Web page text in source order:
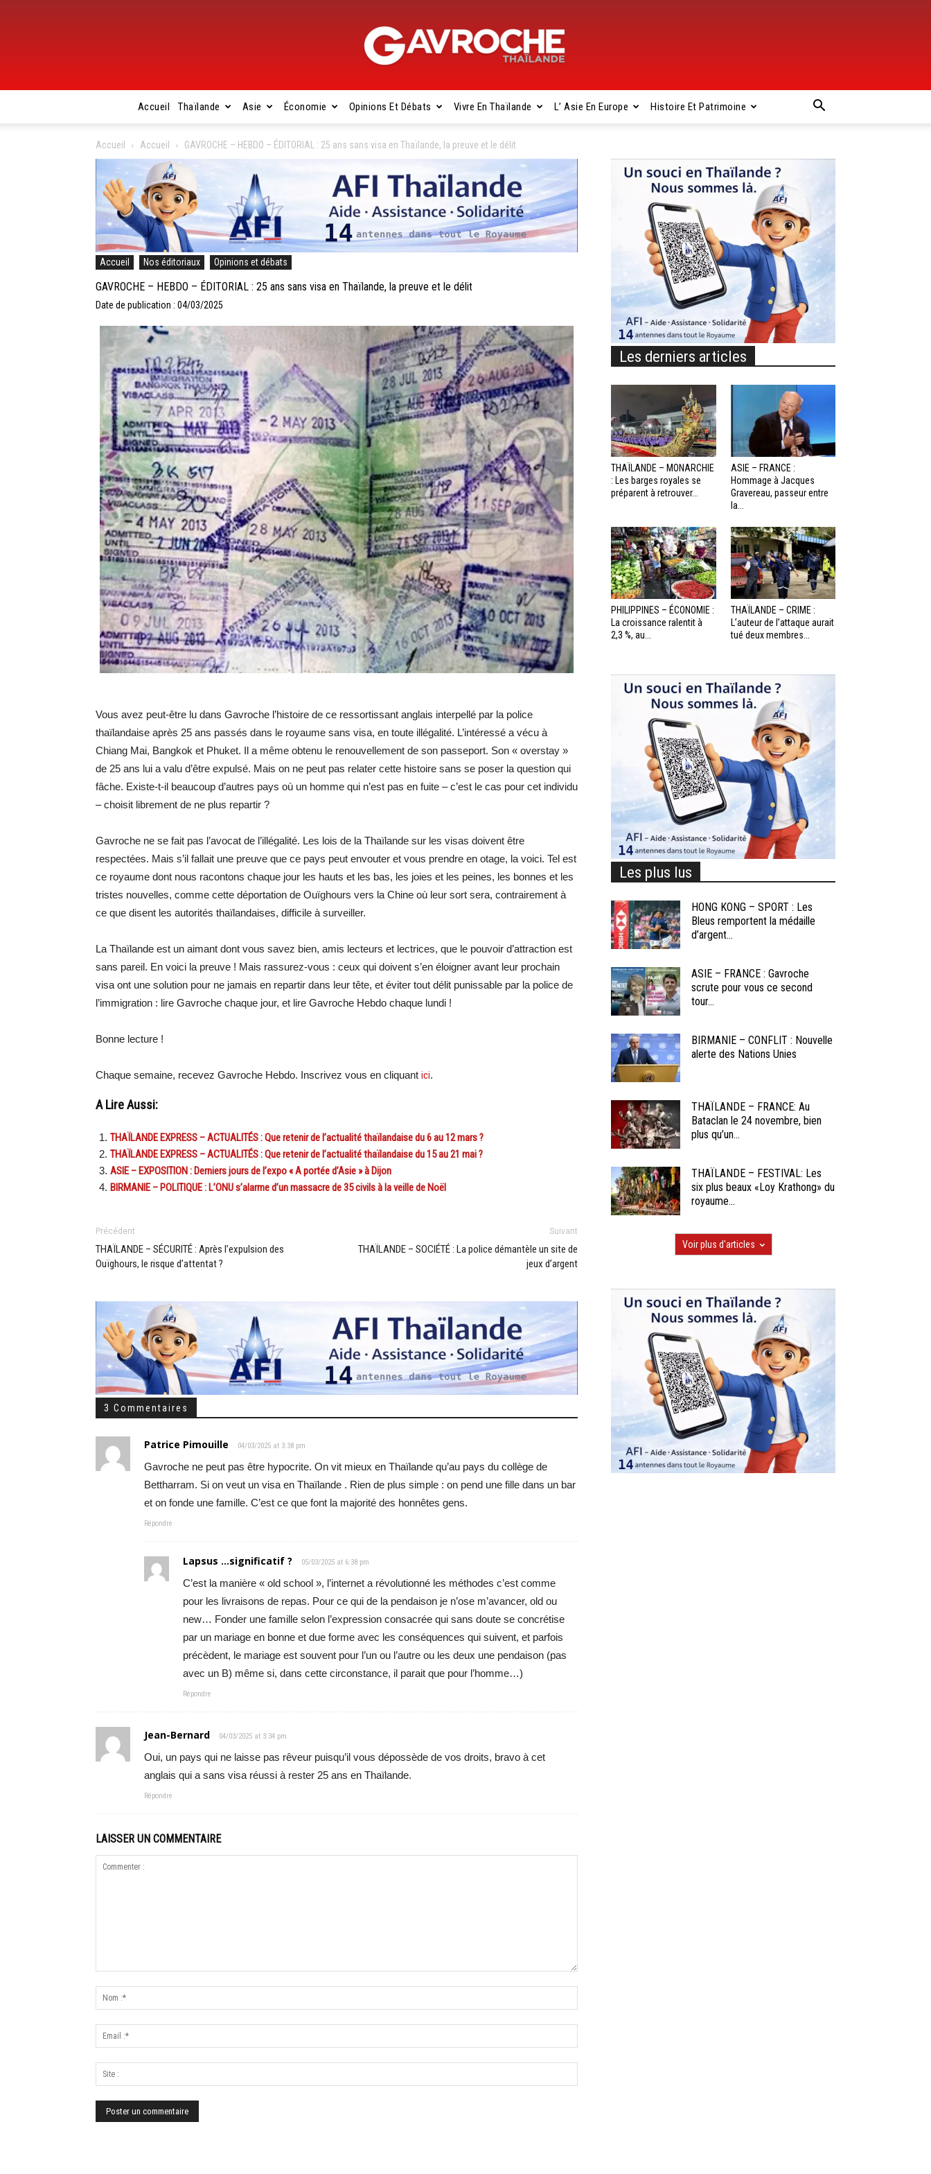
Gavroche
Thaïlande
Accueil Thaïlande Asie Économie Opinions Et Débats Vivre En Thaïlande L’ Asie En Europe Histoire Et Patrimoine
Accueil Accueil GAVROCHE – HEBDO – ÉDITORIAL : 25 ans sans visa en Thaïlande, la preuve et le délit
Accueil Nos éditoriaux Opinions et débats
GAVROCHE – HEBDO – ÉDITORIAL : 25 ans sans visa en Thaïlande, la preuve et le délit
Date de publication : 04/03/2025
Vous avez peut-être lu dans Gavroche l’histoire de ce ressortissant anglais interpellé par la police
thaïlandaise après 25 ans passés dans le royaume sans visa, en toute illégalité. L’intéressé a vécu à
Chiang Mai, Bangkok et Phuket. Il a même obtenu le renouvellement de son passeport. Son « overstay »
de 25 ans lui a valu d’être expulsé. Mais on ne peut pas relater cette histoire sans se poser la question qui
fâche. Existe-t-il beaucoup d’autres pays où un homme qui n’est pas en fuite – c’est le cas pour cet individu
– choisit librement de ne plus repartir ?
Gavroche ne se fait pas l’avocat de l’illégalité. Les lois de la Thaïlande sur les visas doivent être
respectées. Mais s’il fallait une preuve que ce pays peut envouter et vous prendre en otage, la voici. Tel est
ce royaume dont nous racontons chaque jour les hauts et les bas, les joies et les peines, les bonnes et les
tristes nouvelles, comme cette déportation de Ouïghours vers la Chine où leur sort sera, contrairement à
ce que disent les autorités thaïlandaises, difficile à surveiller.
La Thaïlande est un aimant dont vous savez bien, amis lecteurs et lectrices, que le pouvoir d’attraction est
sans pareil. En voici la preuve ! Mais rassurez-vous : ceux qui doivent s’en éloigner avant leur prochain
visa ont une solution pour ne jamais en repartir dans leur tête, et éviter tout délit punissable par la police de
l’immigration : lire Gavroche chaque jour, et lire Gavroche Hebdo chaque lundi !
Bonne lecture !
Chaque semaine, recevez Gavroche Hebdo. Inscrivez vous en cliquant ici.
A Lire Aussi:
THAÏLANDE EXPRESS – ACTUALITÉS : Que retenir de l’actualité thaïlandaise du 6 au 12 mars ?
THAÏLANDE EXPRESS – ACTUALITÉS : Que retenir de l’actualité thaïlandaise du 15 au 21 mai ?
ASIE – EXPOSITION : Derniers jours de l’expo « A portée d’Asie » à Dijon
BIRMANIE – POLITIQUE : L’ONU s’alarme d’un massacre de 35 civils à la veille de Noël
Précédent
THAÏLANDE – SÉCURITÉ : Après l’expulsion des
Ouïghours, le risque d’attentat ?
Suivant
THAÏLANDE – SOCIÉTÉ : La police démantèle un site de
jeux d’argent
3 Commentaires
Patrice Pimouille 04/03/2025 at 3:38 pm
Gavroche ne peut pas être hypocrite. On vit mieux en Thaïlande qu’au pays du collège de
Bettharram. Si on veut un visa en Thaïlande . Rien de plus simple : on pend une fille dans un bar
et on fonde une famille. C’est ce que font la majorité des honnêtes gens.
Répondre
Lapsus ...significatif ? 05/03/2025 at 6:38 pm
C’est la manière « old school », l’internet a révolutionné les méthodes c’est comme
pour les livraisons de repas. Pour ce qui de la pendaison je n’ose m’avancer, old ou
new… Fonder une famille selon l’expression consacrée qui sans doute se concrétise
par un mariage en bonne et due forme avec les conséquences qui suivent, et parfois
précèdent, le mariage est souvent pour l’un ou l’autre ou les deux une pendaison (pas
avec un B) même si, dans cette circonstance, il parait que pour l’homme…)
Répondre
Jean-Bernard 04/03/2025 at 3:34 pm
Oui, un pays qui ne laisse pas rêveur puisqu’il vous dépossède de vos droits, bravo à cet
anglais qui a sans visa réussi à rester 25 ans en Thaïlande.
Répondre
LAISSER UN COMMENTAIRE
Les derniers articles
THAÏLANDE – MONARCHIE
: Les barges royales se
préparent à retrouver...
ASIE – FRANCE :
Hommage à Jacques
Gravereau, passeur entre
la...
PHILIPPINES – ÉCONOMIE :
La croissance ralentit à
2,3 %, au...
THAÏLANDE – CRIME :
L’auteur de l’attaque aurait
tué deux membres...
Les plus lus
HONG KONG – SPORT : Les
Bleus remportent la médaille
d’argent...
ASIE – FRANCE : Gavroche
scrute pour vous ce second
tour...
BIRMANIE – CONFLIT : Nouvelle
alerte des Nations Unies
THAÏLANDE – FRANCE: Au
Bataclan le 24 novembre, bien
plus qu’un...
THAÏLANDE – FESTIVAL: Les
six plus beaux «Loy Krathong» du
royaume...
Voir plus d'articles